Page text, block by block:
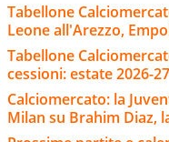
Tabellone
Leone all'Arezzo,
Tabellone
cessioni: estate 2026-27
Calciomercato: la
Milan su Brahim Diaz,